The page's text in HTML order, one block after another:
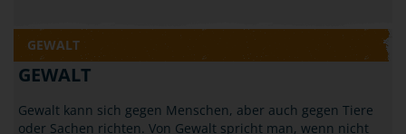
GEWALT
GEWALT
Gewalt kann sich gegen Menschen, aber auch gegen Tiere
oder Sachen richten. Von Gewalt spricht man, wenn nicht